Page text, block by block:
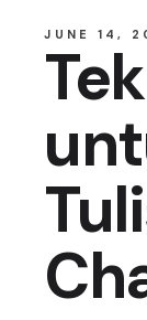
JUNE 14,